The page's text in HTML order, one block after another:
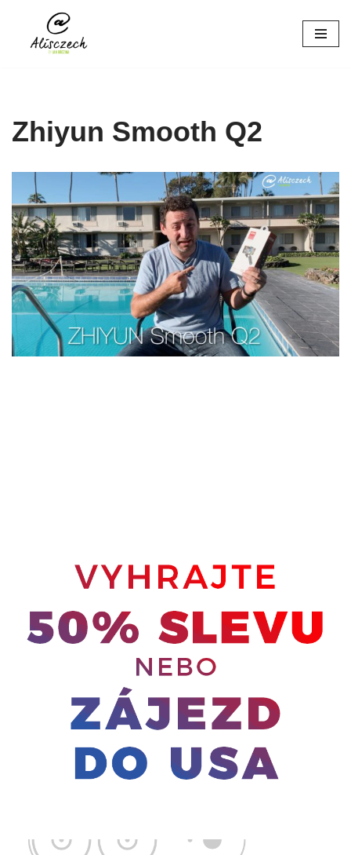
Přeskočit
Zhiyun Smooth Q2